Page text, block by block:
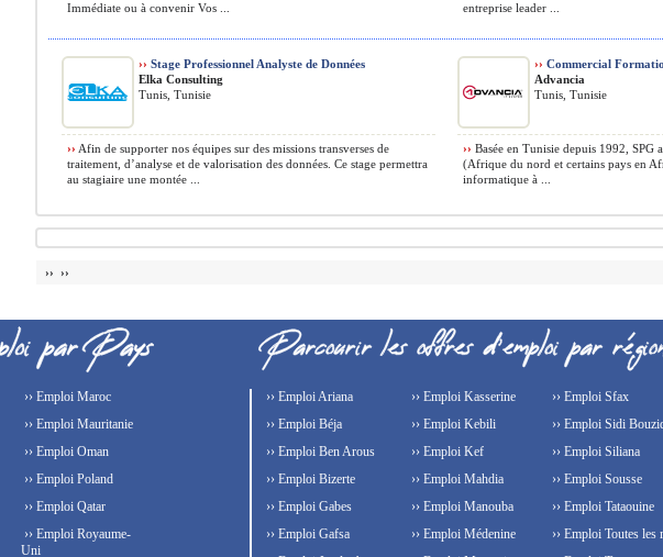
Immédiate ou à convenir Vos ...
entreprise leader ...
›› Stage Professionnel Analyste de Données
Elka Consulting
Tunis, Tunisie
›› Afin de supporter nos équipes sur des missions transverses de
traitement, d’analyse et de valorisation des données. Ce stage permettra
au stagiaire une montée ...
›› Commercial
Advancia
Tunis, Tunisie
›› Basée en Tunisie depuis 1992, SPG
(Afrique du nord et certains pays en
informatique à ...
›› ››
›› Emploi Maroc
›› Emploi Mauritanie
›› Emploi Oman
›› Emploi Poland
›› Emploi Qatar
›› Emploi Royaume-
Uni
›› Emploi Ariana
›› Emploi Béja
›› Emploi Ben Arous
›› Emploi Bizerte
›› Emploi Gabes
›› Emploi Gafsa
›› Emploi Kasserine
›› Emploi Kebili
›› Emploi Kef
›› Emploi Mahdia
›› Emploi Manouba
›› Emploi Médenine
›› Emploi Sfax
›› Emploi Sidi
›› Emploi Siliana
›› Emploi Sousse
›› Emploi Tataouine
›› Emploi Toutes les